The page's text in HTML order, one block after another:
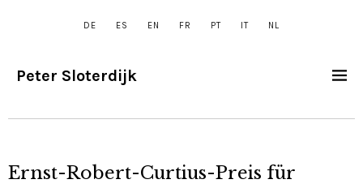
DE ES EN FR PT IT NL
Peter Sloterdijk
Ernst-Robert-Curtius-Preis für